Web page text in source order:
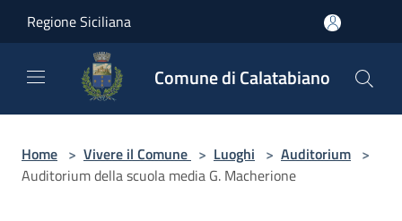
Regione Siciliana
Comune di Calatabiano
Home > Vivere il Comune > Luoghi > Auditorium >
Auditorium della scuola media G. Macherione